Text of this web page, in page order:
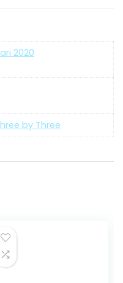
2020
by Three